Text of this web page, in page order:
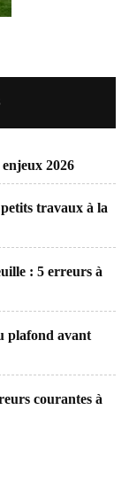
2026
travaux à la
: 5 erreurs à
plafond avant
courantes à